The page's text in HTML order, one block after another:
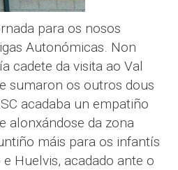
para os nosos
Autonómicas. Non
cadete da visita ao Val
sumaron os outros dous
acadaba un empatiño
alonxándose da zona
máis para os infantís
Huelvis, acadado ante o